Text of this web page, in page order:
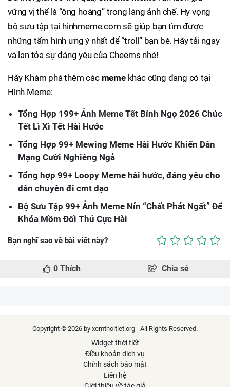
vững vị thế là “ông hoàng” trong làng ảnh chế. Hy vọng
bộ sưu tập tại hinhmeme.com sẽ giúp bạn tìm được
những tấm hình ưng ý nhất để “troll” bạn bè. Hãy tải ngay
và lan tỏa sự đáng yêu của Cheems nhé!
Hãy Khám phá thêm các memekhác cũng đang có tại
Hình Meme:
Tổng Hợp 199+ Ảnh Meme Tết Bính Ngọ 2026 Chúc
Tết Lì Xì Tết Hài Hước
Tổng Hợp 99+ Mewing Meme Hài Hước Khiến Dân
Mạng Cười Nghiêng Ngả
Tổng hợp 99+ Loopy Meme hài hước, đáng yêu cho
dân chuyên đi cmt dạo
Bộ Sưu Tập 99+ Ảnh Meme Nín “Chất Phát Ngất” Để
Khóa Mồm Đối Thủ Cực Hài
Bạn nghĩ sao về bài viết này?
0 Thích Chia sẻ
Copyright © 2026 by xemthoitiet.org - All Rights Reserved.
Widget thời tiết
Điều khoản dịch vụ
Chính sách bảo mật
Liên hệ